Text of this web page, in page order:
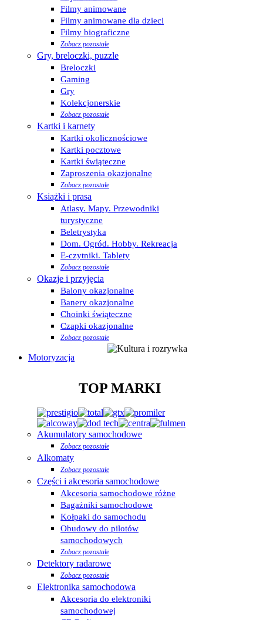
Filmy animowane
Filmy animowane dla dzieci
Filmy biograficzne
Zobacz pozostałe
Gry, breloczki, puzzle
Breloczki
Gaming
Gry
Kolekcjonerskie
Zobacz pozostałe
Kartki i karnety
Kartki okolicznościowe
Kartki pocztowe
Kartki świąteczne
Zaproszenia okazjonalne
Zobacz pozostałe
Książki i prasa
Atlasy. Mapy. Przewodniki
turystyczne
Beletrystyka
Dom. Ogród. Hobby. Rekreacja
E-czytniki. Tablety
Zobacz pozostałe
Okazje i przyjęcia
Balony okazjonalne
Banery okazjonalne
Choinki świąteczne
Czapki okazjonalne
Zobacz pozostałe
Motoryzacja
TOP MARKI
Akumulatory samochodowe
Zobacz pozostałe
Alkomaty
Zobacz pozostałe
Części i akcesoria samochodowe
Akcesoria samochodowe różne
Bagażniki samochodowe
Kołpaki do samochodu
Obudowy do pilotów
samochodowych
Zobacz pozostałe
Detektory radarowe
Zobacz pozostałe
Elektronika samochodowa
Akcesoria do elektroniki
samochodowej